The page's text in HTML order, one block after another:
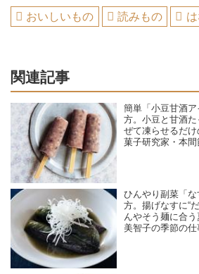
おいしいもの 読みもの
関連記事
簡単「小豆甘酒
方。小豆と甘酒
ぜて凍らせるだ
菓子研究家・本間
ひんやり副菜「
方。揚げなすに“
んやそう麺に合
美智子の季節の仕